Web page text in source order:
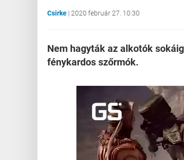
Csirke | 2020 február 27. 10:30
Nem hagyták az alkotók
fénykardos szőrmók.